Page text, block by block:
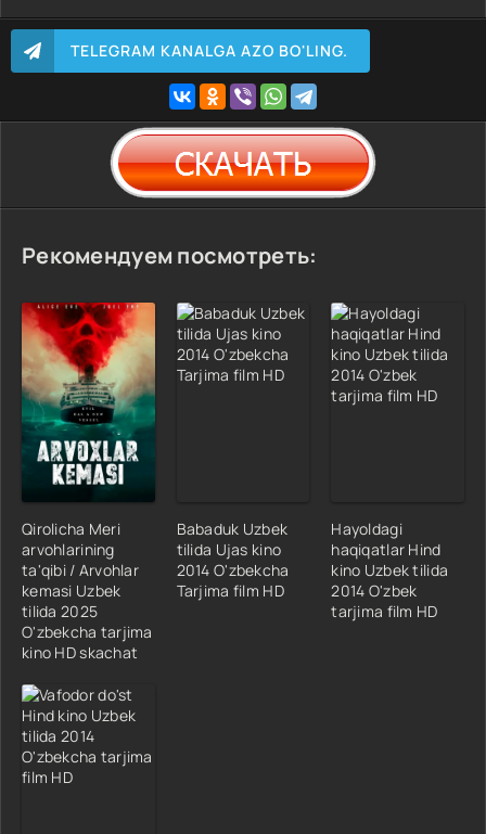
TELEGRAM KANALGA AZO BO'LING.
Рекомендуем посмотреть:
Qirolicha Meri
arvohlarining
ta'qibi / Arvohlar
kemasi Uzbek
tilida 2025
O'zbekcha tarjima
kino HD skachat
Babaduk Uzbek
tilida Ujas kino
2014 O'zbekcha
Tarjima film HD
Hayoldagi
haqiqatlar Hind
kino Uzbek tilida
2014 O'zbek
tarjima film HD